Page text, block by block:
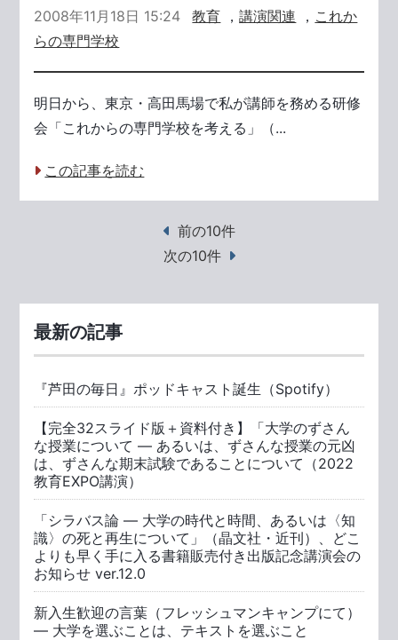
2008年11月18日 15:24 教育 ，講演関連 ， これか
らの専門学校
明日から、東京・高田馬場で私が講師を務める研修
会「これからの専門学校を考える」（...
この記事を読む
前の10件
次の10件
最新の記事
『芦田の毎日』ポッドキャスト誕生（Spotify）
【完全32スライド版＋資料付き】「大学のずさん
な授業について ― あるいは、ずさんな授業の元凶
は、ずさんな期末試験であることについて（2022
教育EXPO講演）
「シラバス論 ― 大学の時代と時間、あるいは〈知
識〉の死と再生について」（晶文社・近刊）、どこ
よりも早く手に入る書籍販売付き出版記念講演会の
お知らせ ver.12.0
新入生歓迎の言葉（フレッシュマンキャンプにて）
— 大学を選ぶことは、テキストを選ぶこと